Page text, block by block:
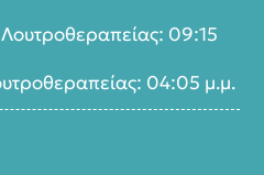
09:15
04:05 μ.μ.